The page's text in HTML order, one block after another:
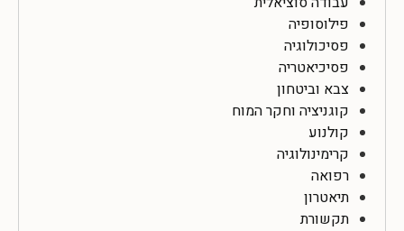
פילוסופיה
פסיכולוגיה
פסיכיאטריה
צבא וביטחון
קוגניציה וחקר המוח
קולנוע
קרימינולוגיה
רפואה
תיאטרון
תקשורת